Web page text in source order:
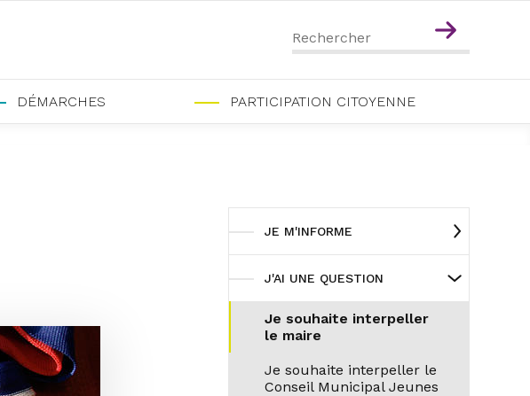
DÉMARCHES PARTICIPATION CITOYENNE
JE M'INFORME
J'AI UNE QUESTION
Je souhaite interpeller
le maire
Je souhaite interpeller le
Conseil Municipal Jeunes